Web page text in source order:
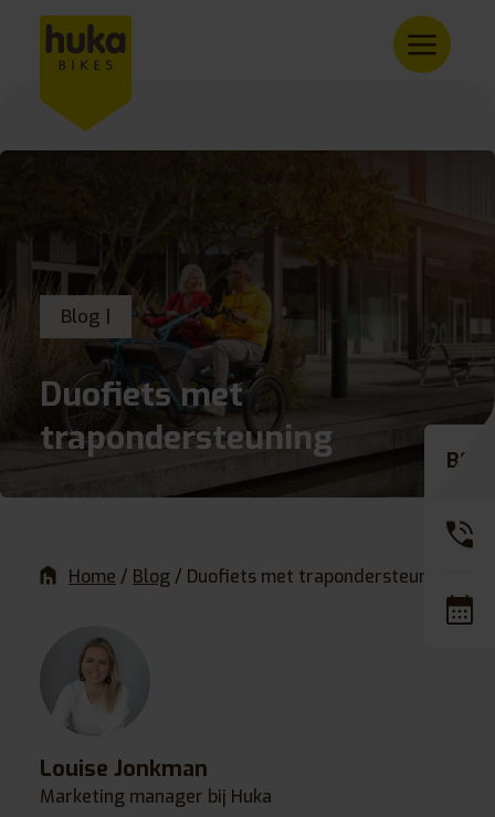
Blog |
Duofiets met
trapondersteuning
Home / Blog / Duofiets met trapondersteuning
Louise Jonkman
Marketing manager bij Huka
BE